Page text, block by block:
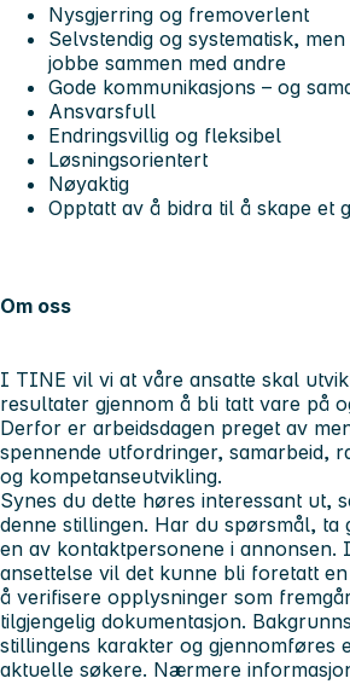
Nysgjerring og fremoverlent
Selvstendig og systematisk,
jobbe sammen med andre
Gode kommunikasjons – og
Ansvarsfull
Endringsvillig og fleksibel
Løsningsorientert
Nøyaktig
Opptatt av å bidra til å skape et
Om oss
I TINE vil vi at våre ansatte skal
resultater gjennom å bli tatt vare på
Derfor er arbeidsdagen preget av
spennende utfordringer, samarbeid,
og kompetanseutvikling.
Synes du dette høres interessant ut,
denne stillingen. Har du spørsmål, ta
en av kontaktpersonene i annonsen.
ansettelse vil det kunne bli foretatt
å verifisere opplysninger som
tilgjengelig dokumentasjon.
stillingens karakter og gjennomføres
aktuelle søkere. Nærmere